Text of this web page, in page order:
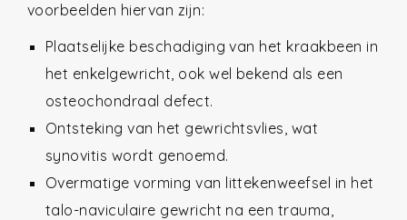
voorbeelden hiervan zijn:
Plaatselijke beschadiging van het kraakbeen in
het enkelgewricht, ook wel bekend als een
osteochondraal defect.
Ontsteking van het gewrichtsvlies, wat
synovitis wordt genoemd.
Overmatige vorming van littekenweefsel in het
talo-naviculaire gewricht na een trauma,